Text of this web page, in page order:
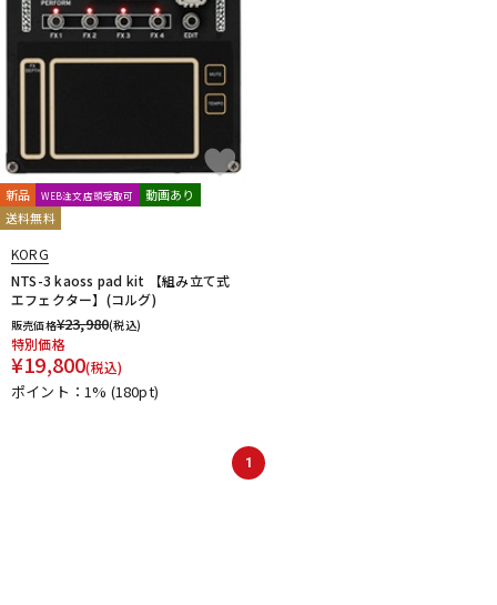
新品 WEB注文店頭受取可
動画あり
送料無料
KORG
NTS-3 kaoss pad kit 【組み立て式
エフェクター】(コルグ)
販売価格¥23,980(税込)
特別価格
¥19,800(税込)
ポイント：1% (180pt)
1